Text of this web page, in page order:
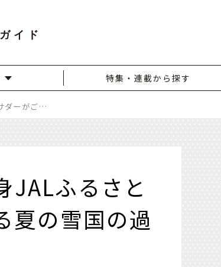
イド
特集・連載から探す
〔越後三大花火〕新潟出身JALふるさとアンバサダーがご紹介する夏の雪国の過ごし方
JALふるさと
夏の雪国の過